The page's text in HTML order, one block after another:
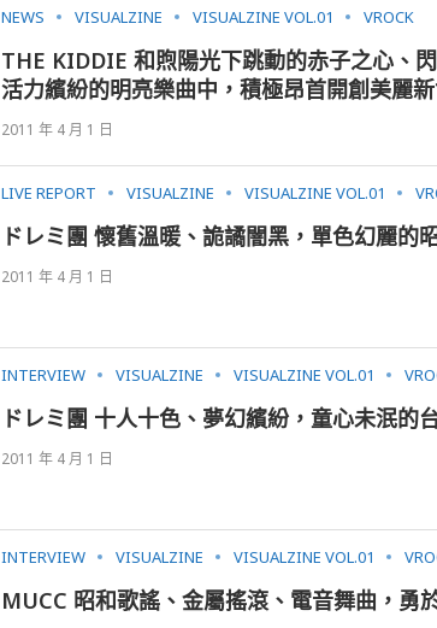
NEWS VISUALZINE VISUALZINE VOL.01 VROCK
THE KIDDIE 和煦陽光下跳動的赤子之心、
活力繽紛的明亮樂曲中，積極昂首開創美麗新
2011 年 4 月 1 日
LIVE REPORT VISUALZINE VISUALZINE VOL.01
ドレミ團 懷舊溫暖、詭譎闇黑，單色幻麗的
2011 年 4 月 1 日
INTERVIEW VISUALZINE VISUALZINE VOL.01
ドレミ團 十人十色、夢幻繽紛，童心未泯的
2011 年 4 月 1 日
INTERVIEW VISUALZINE VISUALZINE VOL.01
MUCC 昭和歌謠、金屬搖滾、電音舞曲，勇